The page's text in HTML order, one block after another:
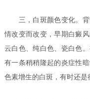
三，白斑颜色变化。背
情改变而改变，早期白癜
云白色、纯白色、瓷白色
有一条稍稍隆起的炎症性
色素增生的白斑，有时还是